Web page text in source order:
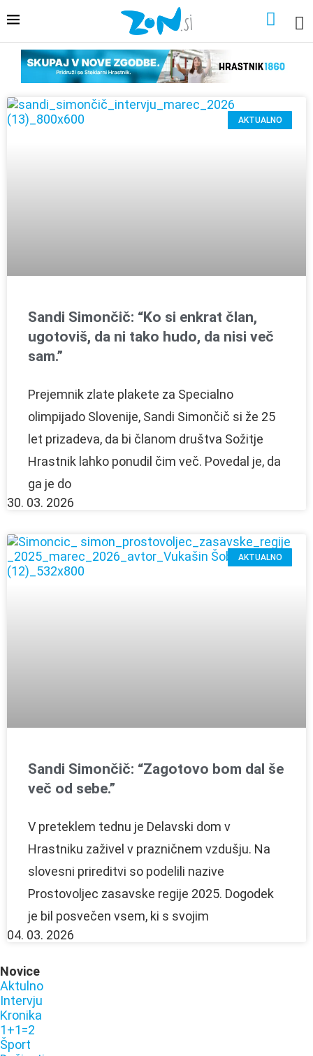
AKTUALNO
Sandi Simončič: “Ko si enkrat član,
ugotoviš, da ni tako hudo, da nisi več
sam.”
Prejemnik zlate plakete za Specialno
olimpijado Slovenije, Sandi Simončič si že 25
let prizadeva, da bi članom društva Sožitje
Hrastnik lahko ponudil čim več. Povedal je, da
ga je do
30. 03. 2026
AKTUALNO
Sandi Simončič: “Zagotovo bom dal še
več od sebe.”
V preteklem tednu je Delavski dom v
Hrastniku zaživel v prazničnem vzdušju. Na
slovesni prireditvi so podelili nazive
Prostovoljec zasavske regije 2025. Dogodek
je bil posvečen vsem, ki s svojim
04. 03. 2026
Novice
Aktulno
Intervju
Kronika
1+1=2
Šport